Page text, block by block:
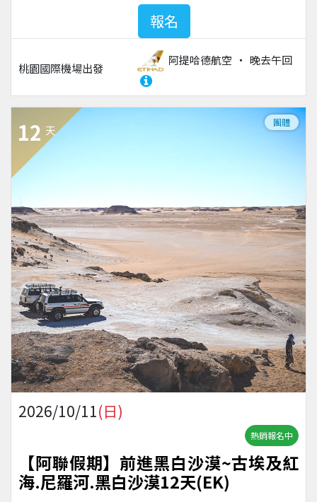
桃園國際機場出發
阿提哈德航空 晚去午回
報名
12 天
團體
2026/10/11(日)
熱銷報名中
【阿聯假期】前進黑白沙漠~古埃及紅
海.尼羅河.黑白沙漠12天(EK)